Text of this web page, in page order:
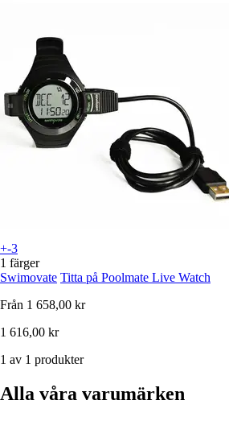
+-3
1 färger
Swimovate Titta på Poolmate Live Watch
Från 1 658,00 kr
1 616,00 kr
1 av 1 produkter
Alla våra varumärken